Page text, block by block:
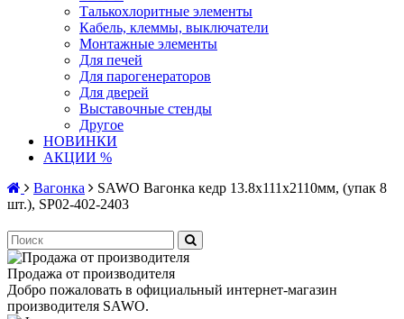
Талькохлоритные элементы
Кабель, клеммы, выключатели
Монтажные элементы
Для печей
Для парогенераторов
Для дверей
Выставочные стенды
Другое
НОВИНКИ
АКЦИИ %
Вагонка
SAWO Вагонка кедр 13.8x111x2110мм, (упак 8
шт.), SP02-402-2403
Продажа от производителя
Добро пожаловать в официальный интернет-магазин
производителя SAWO.